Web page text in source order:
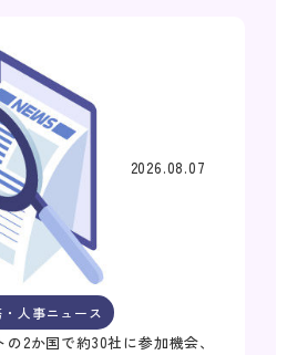
2026.08.07
・人事ニュース
2か国で約30社に参加機会、